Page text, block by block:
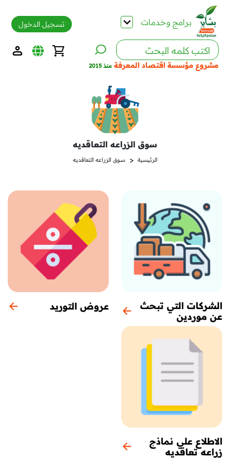
برامج وخدمات
مشروع مؤسسة اقتصاد المعرفة منذ 2015
تسجيل الدخول
سوق الزراعه التعاقديه
الرئيسية < سوق الزراعه التعاقديه
الشركات التي تبحث
عن موردين
عروض التوريد
الاطلاع علي نماذج
زراعه تعاقديه